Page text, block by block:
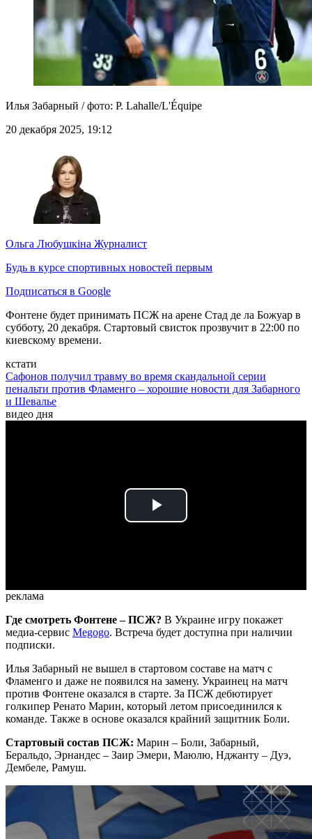
Илья Забарный / фото: P. Lahalle/L'Équipe
20 декабря 2025, 19:12
Ольга Любушкіна Журналист
Будь в курсе спортивных новостей первым
Подписаться в Google
Фонтене будет принимать ПСЖ на арене Стад де ла Божуар в
субботу, 20 декабря. Стартовый свисток прозвучит в 22:00 по
киевскому времени.
кстати
Сафонов получил травму во время скандальной серии
пенальти против Фламенго – хорошие новости для Забарного
и Шевалье
видео дня
Play
реклама
Где смотреть Фонтене – ПСЖ? В Украине игру покажет
медиа-сервис Megogo. Встреча будет доступна при наличии
подписки.
Илья Забарный не вышел в стартовом составе на матч с
Фламенго и даже не появился на замену. Украинец на матч
против Фонтене оказался в старте. За ПСЖ дебютирует
голкипер Ренато Марин, который летом присоединился к
команде. Также в основе оказался крайний защитник Боли.
Стартовый состав ПСЖ: Марин – Боли, Забарный,
Беральдо, Эрнандес – Заир Эмери, Маюлю, Нджанту – Дуэ,
Дембеле, Рамуш.